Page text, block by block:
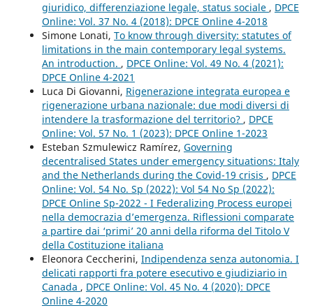
giuridico, differenziazione legale, status sociale , DPCE
Online: Vol. 37 No. 4 (2018): DPCE Online 4-2018
Simone Lonati, To know through diversity: statutes of
limitations in the main contemporary legal systems.
An introduction. , DPCE Online: Vol. 49 No. 4 (2021):
DPCE Online 4-2021
Luca Di Giovanni, Rigenerazione integrata europea e
rigenerazione urbana nazionale: due modi diversi di
intendere la trasformazione del territorio? , DPCE
Online: Vol. 57 No. 1 (2023): DPCE Online 1-2023
Esteban Szmulewicz Ramírez, Governing
decentralised States under emergency situations: Italy
and the Netherlands during the Covid-19 crisis , DPCE
Online: Vol. 54 No. Sp (2022): Vol 54 No Sp (2022):
DPCE Online Sp-2022 - I Federalizing Process europei
nella democrazia d’emergenza. Riflessioni comparate
a partire dai ‘primi’ 20 anni della riforma del Titolo V
della Costituzione italiana
Eleonora Ceccherini, Indipendenza senza autonomia. I
delicati rapporti fra potere esecutivo e giudiziario in
Canada , DPCE Online: Vol. 45 No. 4 (2020): DPCE
Online 4-2020